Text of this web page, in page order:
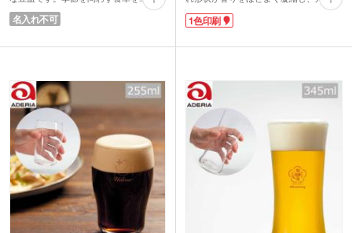
に彩り、特別な日だけでなく、日常のひ
と時を優雅に演出します。
さ。お醤油皿や薬味入れとしてはもちろ
ピンクの上品な化粧箱入り。ご結婚祝い
や内祝い、外国の方へのギフトなどにお
すすめです。
■TEBINERI HARUIRO(てびねり はるい
ろ)
陶器のてびねりのような温かみある手づ
くりの魅力をガラスで表現した「てびね
り」シリーズ。グラスを製造する石塚硝
子がある愛知県岩倉市には、「日本さく
ら名所100選」に選ばれている五条川の
桜並木があります。これまで20年間にわ
名入れ不可
がった飲み口がビールの味わいを口全体
へ届けてくれます。丸みのある底面でき
ルタイプのビールと相性抜群です。
ため長くご愛用いただけます。側面にワ
ンポイントで名入れでき、飲料メーカー
のノベルティや飲食店のオリジナルグッ
ズ作成にぴったりです。
1色印刷